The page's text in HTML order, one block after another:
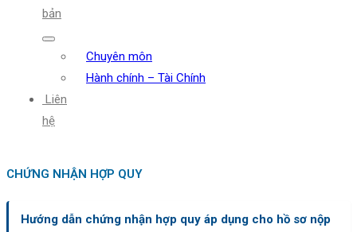
bản
Chuyên môn
Hành chính – Tài Chính
Liên
hệ
CHỨNG NHẬN HỢP QUY
Hướng dẫn chứng nhận hợp quy áp dụng cho hồ sơ nộp